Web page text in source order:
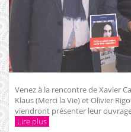
Venez à la rencontre de Xavier
Klaus (Merci la Vie) et Olivier
viendront présenter leur
Lire plus